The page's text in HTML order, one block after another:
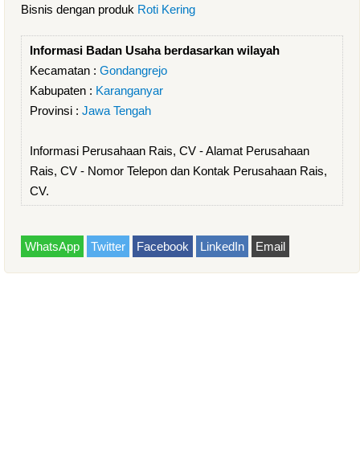
Bisnis dengan produk Roti Kering
Informasi Badan Usaha berdasarkan wilayah
Kecamatan : Gondangrejo
Kabupaten : Karanganyar
Provinsi : Jawa Tengah
Informasi Perusahaan Rais, CV - Alamat Perusahaan
Rais, CV - Nomor Telepon dan Kontak Perusahaan Rais,
CV.
WhatsApp Twitter Facebook LinkedIn Email